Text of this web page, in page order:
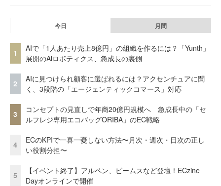
今日 月間
1
AIで「1人あたり売上8億円」の組織を作るには？「Yunth」
展開のAiロボティクス、急成長の裏側
2
AIに見つけられ顧客に選ばれるには？アクセンチュアに聞
く、3段階の「エージェンティックコマース」対応
3
コンセプトの見直しで年商20億円規模へ 急成長中の「セ
ルフレジ専用エコバッグORIBA」のEC戦略
4
ECのKPIで一喜一憂しない方法〜月次・週次・日次の正し
い役割分担〜
5
【イベント終了】アルペン、ビームスなど登壇！ECzine
Dayオンラインで開催